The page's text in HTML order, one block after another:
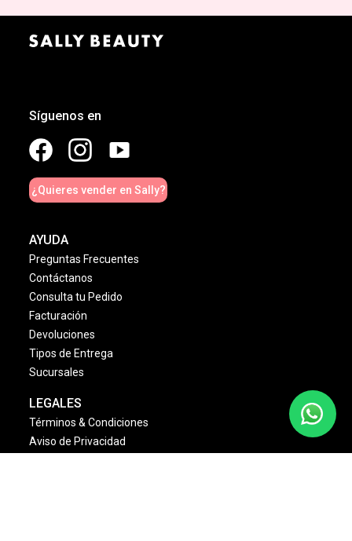
Síguenos en
¿Quieres vender en Sally?
AYUDA
Preguntas Frecuentes
Contáctanos
Consulta tu Pedido
Facturación
Devoluciones
Tipos de Entrega
Sucursales
LEGALES
Términos & Condiciones
Aviso de Privacidad